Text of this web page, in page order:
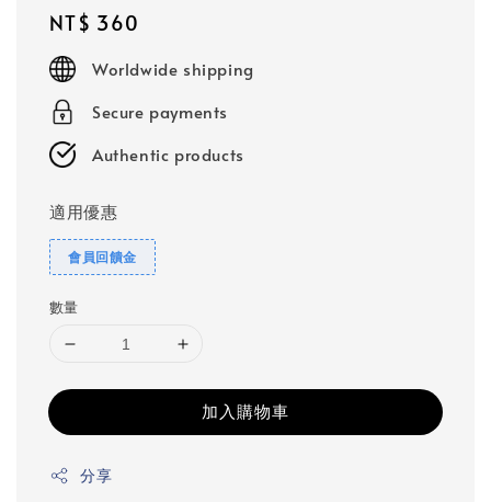
Regular
price
NT$ 360
Worldwide shipping
Secure payments
Authentic products
適用優惠
會員回饋金
數量
加入購物車
分享